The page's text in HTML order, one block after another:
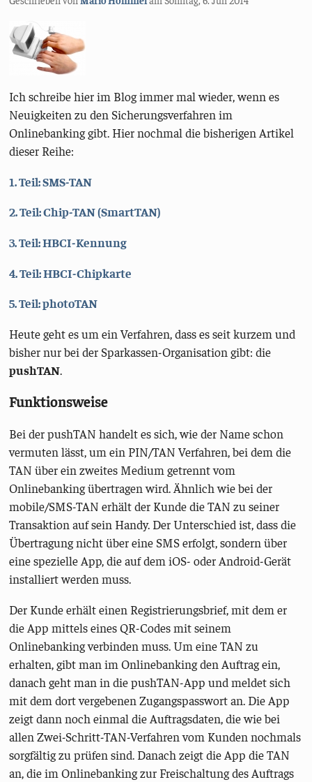
Ich schreibe hier im Blog immer mal wieder, wenn es
Neuigkeiten zu den Sicherungsverfahren im
Onlinebanking gibt. Hier nochmal die bisherigen Artikel
dieser Reihe:
1. Teil: SMS-TAN
2. Teil: Chip-TAN (SmartTAN)
3. Teil: HBCI-Kennung
4. Teil: HBCI-Chipkarte
5. Teil: photoTAN
Heute geht es um ein Verfahren, dass es seit kurzem und
bisher nur bei der Sparkassen-Organisation gibt: die
pushTAN.
Funktionsweise
Bei der pushTAN handelt es sich, wie der Name schon
vermuten lässt, um ein PIN/TAN Verfahren, bei dem die
TAN über ein zweites Medium getrennt vom
Onlinebanking übertragen wird. Ähnlich wie bei der
mobile/SMS-TAN erhält der Kunde die TAN zu seiner
Transaktion auf sein Handy. Der Unterschied ist, dass die
Übertragung nicht über eine SMS erfolgt, sondern über
eine spezielle App, die auf dem iOS- oder Android-Gerät
installiert werden muss.
Der Kunde erhält einen Registrierungsbrief, mit dem er
die App mittels eines QR-Codes mit seinem
Onlinebanking verbinden muss. Um eine TAN zu
erhalten, gibt man im Onlinebanking den Auftrag ein,
danach geht man in die pushTAN-App und meldet sich
mit dem dort vergebenen Zugangspasswort an. Die App
zeigt dann noch einmal die Auftragsdaten, die wie bei
allen Zwei-Schritt-TAN-Verfahren vom Kunden nochmals
sorgfältig zu prüfen sind. Danach zeigt die App die TAN
an, die im Onlinebanking zur Freischaltung des Auftrags